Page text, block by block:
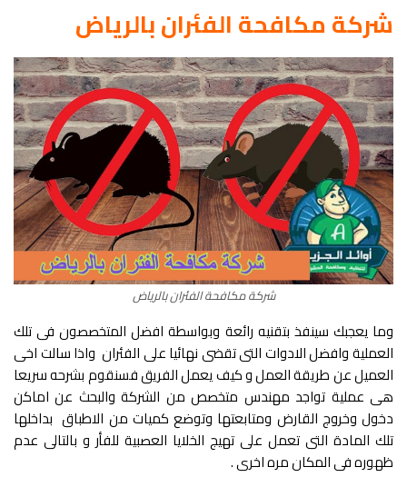
شركة مكافحة الفئران بالرياض
شركة مكافحة الفئران بالرياض
وما يعجبك سينفذ بتقنيه رائعة وبواسطة افضل المتخصصون فى تلك
العملية وافضل الادوات التى تقضى نهائيا على الفئران واذا سالت اخى
العميل عن طريقة العمل و كيف يعمل الفريق فسنقوم بشرحه سريعا
هى عملية تواجد مهندس متخصص من الشركة والبحث عن اماكن
دخول وخروج القارض ومتابعتها وتوضع كميات من الاطباق بداخلها
تلك المادة التى تعمل على تهيج الخلايا العصبية للفأر و بالتالى عدم
ظهوره فى المكان مره اخرى .